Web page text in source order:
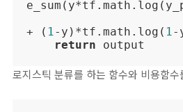
+ ( 1-y)*tf.math.log( 1-
return output
로지스틱 분류를 하는 함수와 비용함